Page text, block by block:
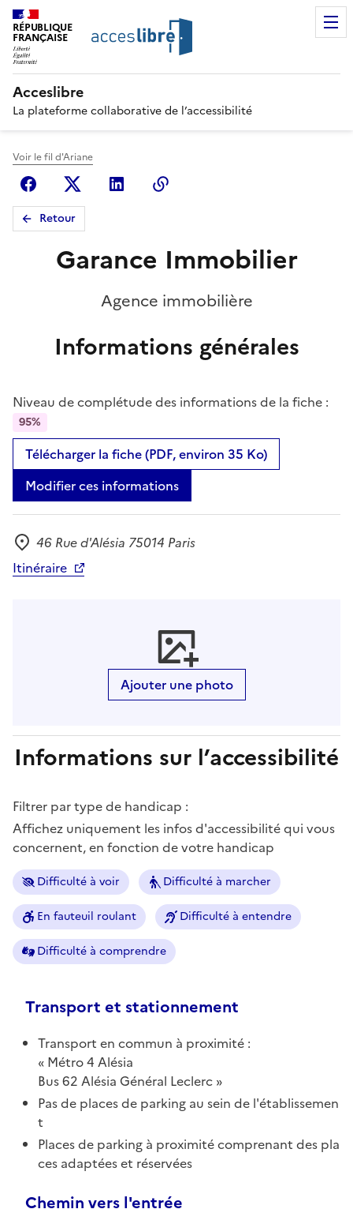
RÉPUBLIQUE
FRANÇAISE
Acceslibre
La plateforme collaborative de l’accessibilité
Voir le fil d'Ariane
FacebookX (anciennement Twitter)
Linkedin
Retour
Garance Immobilier
Agence immobilière
Informations générales
Niveau de complétude des informations de la fiche :
95%
Télécharger la fiche (PDF, environ 35 Ko)
Modifier ces informations
Adresse
46 Rue d'Alésia 75014 Paris
Itinéraire
Ajouter une photo
Informations sur l’accessibilité
Filtrer par type de handicap :
Affichez uniquement les infos d'accessibilité qui vous
concernent, en fonction de votre handicap
Difficulté à voir Difficulté à marcher
En fauteuil roulant Difficulté à entendre
Difficulté à comprendre
Transport et stationnement
Transport en commun à proximité :
Métro 4 Alésia
Bus 62 Alésia Général Leclerc
Pas de places de parking au sein de l'établissemen
t
Places de parking à proximité comprenant des pla
ces adaptées et réservées
Chemin vers l'entrée